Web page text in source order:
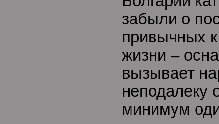
забыли о
привычных
жизни –
вызывает
неподалеку
минимум